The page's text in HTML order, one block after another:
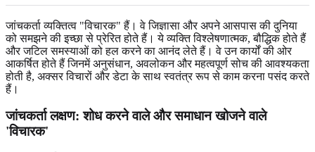
जांचकर्ता व्यक्तित्व "विचारक" हैं। वे जिज्ञासा और अपने आसपास की दुनिया
को समझने की इच्छा से प्रेरित होते हैं। ये व्यक्ति विश्लेषणात्मक, बौद्धिक होते हैं
और जटिल समस्याओं को हल करने का आनंद लेते हैं। वे उन कार्यों की ओर
आकर्षित होते हैं जिनमें अनुसंधान, अवलोकन और महत्वपूर्ण सोच की आवश्यकता
होती है, अक्सर विचारों और डेटा के साथ स्वतंत्र रूप से काम करना पसंद करते
हैं।
जांचकर्ता लक्षण:शोध करने वाले और समाधान खोजने वाले
'विचारक'